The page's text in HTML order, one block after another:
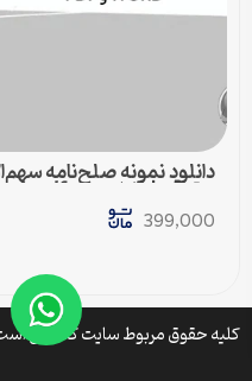
دانلود نمونه صلح‌نامه
حقوقی | فایل ورد و pdf
399,000
کلیه حقوق مربوط سایت کتافایل